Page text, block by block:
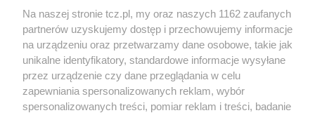
O FIRMIE POLITYKA PRYWATNOŚCI HOSTING
Na naszej stronie tcz.pl, my oraz naszych 1162 zaufanych
partnerów uzyskujemy dostęp i przechowujemy informacje
na urządzeniu oraz przetwarzamy dane osobowe, takie jak
unikalne identyfikatory, standardowe informacje wysyłane
przez urządzenie czy dane przeglądania w celu
zapewniania spersonalizowanych reklam, wybór
spersonalizowanych treści, pomiar reklam i treści, badanie